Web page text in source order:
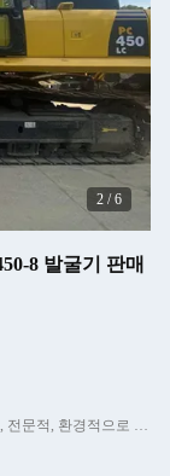
2 /6
8 발굴기 판매
포장 세부 사항: 더 당신의 상품의 안전을 보장하기 위해, 전문적, 환경적으로 우호적이고 편리하고 효율적 패키징 서비스는 제공될 것입니다.